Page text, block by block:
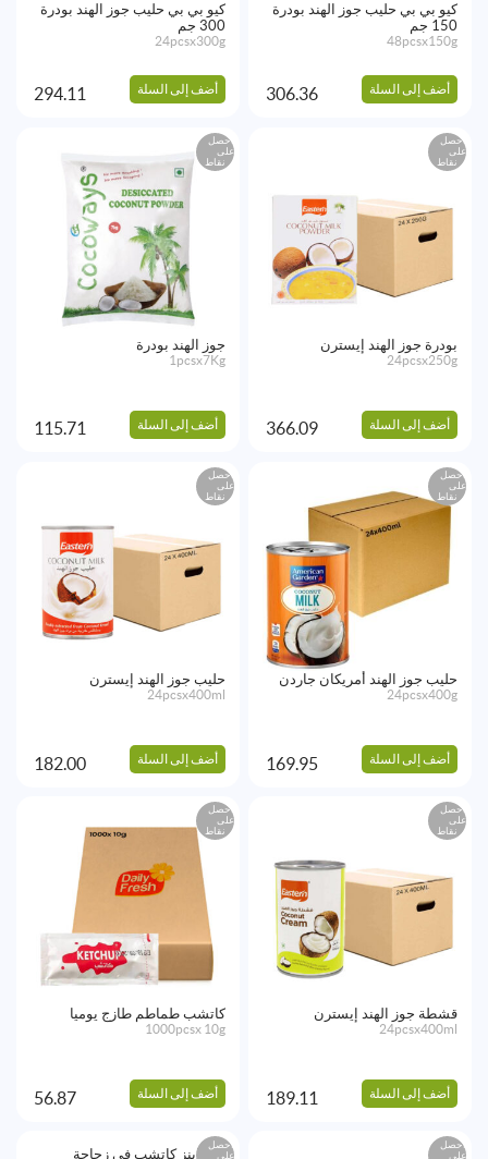
كيو بي بي حليب جوز الهند بودرة
150 جم
48pcsx150g
أضف إلى السلة 306.36
كيو بي بي حليب جوز الهند بودرة
300 جم
24pcsx300g
أضف إلى السلة 294.11
احصل
على
نقاط
بودرة جوز الهند إيسترن
24pcsx250g
أضف إلى السلة 366.09
احصل
على
نقاط
جوز الهند بودرة
1pcsx7Kg
أضف إلى السلة 115.71
احصل
على
نقاط
حليب جوز الهند أمريكان جاردن
24pcsx400g
أضف إلى السلة 169.95
احصل
على
نقاط
حليب جوز الهند إيسترن
24pcsx400ml
أضف إلى السلة 182.00
احصل
على
نقاط
قشطة جوز الهند إيسترن
24pcsx400ml
أضف إلى السلة 189.11
احصل
على
نقاط
كاتشب طماطم طازج يوميا
1000pcsx 10g
أضف إلى السلة 56.87
احصل
على
احصل
على